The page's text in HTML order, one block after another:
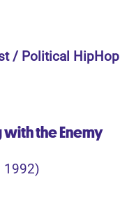
/ Political HipHop
the Enemy
1992)